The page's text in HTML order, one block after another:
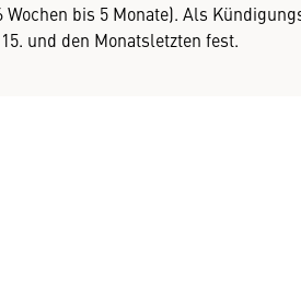
bis 5 Monate). Als
und den Monatsletzten fest.